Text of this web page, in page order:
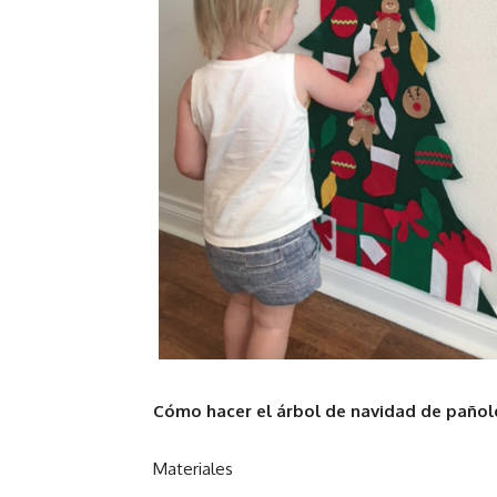
Cómo hacer el árbol de navidad de
Materiales